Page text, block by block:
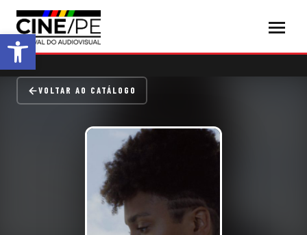
Abrir a barra de ferramentas
VOLTAR AO CATÁLOGO